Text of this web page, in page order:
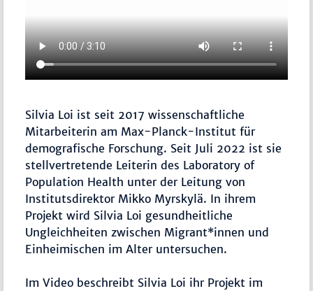
Silvia Loi ist seit 2017 wissenschaftliche
Mitarbeiterin am Max-Planck-Institut für
demografische Forschung. Seit Juli 2022 ist sie
stellvertretende Leiterin des Laboratory of
Population Health unter der Leitung von
Institutsdirektor Mikko Myrskylä. In ihrem
Projekt wird Silvia Loi gesundheitliche
Ungleichheiten zwischen Migrant*innen und
Einheimischen im Alter untersuchen.
Im Video beschreibt Silvia Loi ihr Projekt im